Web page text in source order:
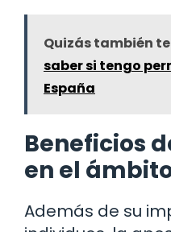
Quizás también
saber si tengo
España
Beneficios
en el
Además de su